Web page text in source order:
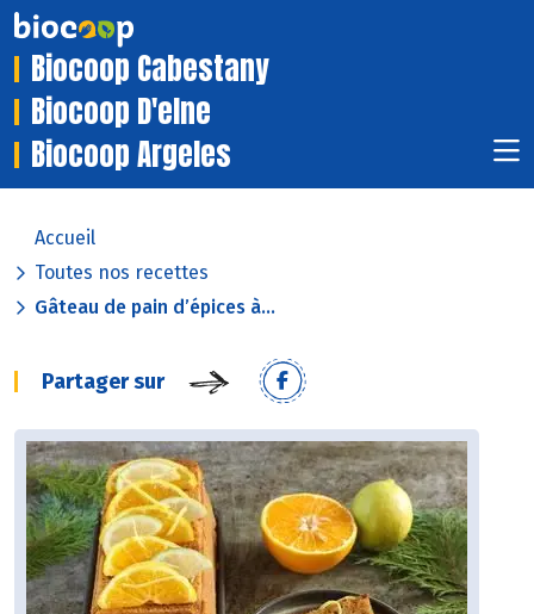
Biocoop Cabestany
Biocoop D'elne
Biocoop Argeles
Accueil
Toutes nos recettes
Gâteau de pain d’épices à...
Partager sur